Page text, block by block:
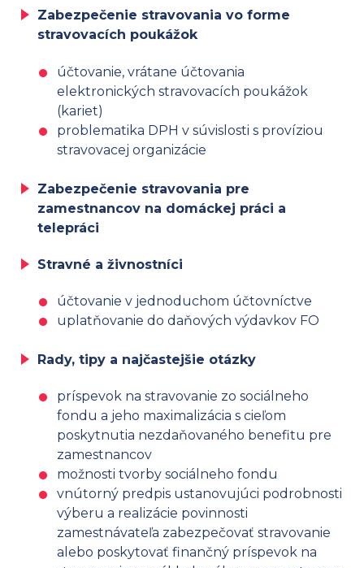
Zabezpečenie stravovania vo forme
stravovacích poukážok
účtovanie, vrátane účtovania
elektronických stravovacích poukážok
(kariet)
problematika DPH v súvislosti s províziou
stravovacej organizácie
Zabezpečenie stravovania pre
zamestnancov na domáckej práci a
telepráci
Stravné a živnostníci
účtovanie v jednoduchom účtovníctve
uplatňovanie do daňových výdavkov FO
Rady, tipy a najčastejšie otázky
príspevok na stravovanie zo sociálneho
fondu a jeho maximalizácia s cieľom
poskytnutia nezdaňovaného benefitu pre
zamestnancov
možnosti tvorby sociálneho fondu
vnútorný predpis ustanovujúci podrobnosti
výberu a realizácie povinnosti
zamestnávateľa zabezpečovať stravovanie
alebo poskytovať finančný príspevok na